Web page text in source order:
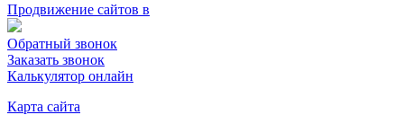
Продвижение сайтов в
Обратный звонок
Заказать звонок
Калькулятор онлайн
Карта сайта